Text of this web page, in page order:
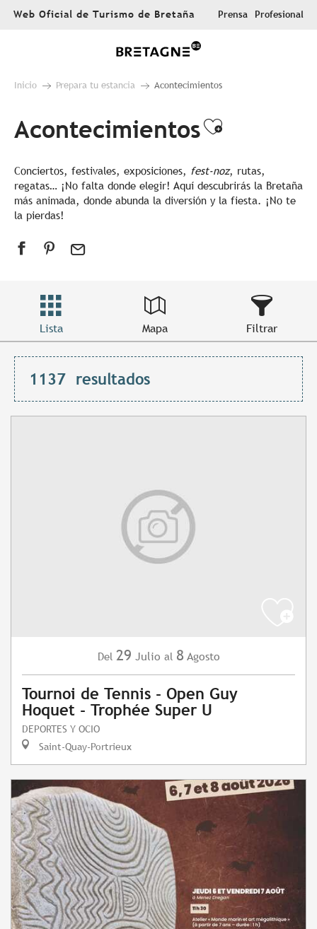
AllerWeb Oficial de Turismo de Bretaña Prensa Profesional
Inicio Prepara tu estancia Acontecimientos
AcontecimientosAjouter
Conciertos, festivales, exposiciones, fest-noz, rutas,
regatas… ¡No falta donde elegir! Aquí descubrirás la Bretaña
más animada, donde abunda la diversión y la fiesta. ¡No te
la pierdas!
Lista Mapa Filtrar
1137 resultados
Del 29 Julio al 8 Agosto
Tournoi de Tennis - Open Guy
Hoquet - Trophée Super U
DEPORTES Y OCIO
Saint-Quay-Portrieux